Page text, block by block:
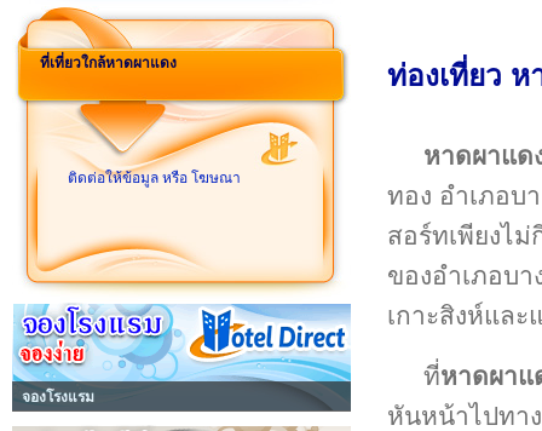
ที่เที่ยวใกล้หาดผาแดง
ติดต่อให้ข้อมูล หรือ โฆษณา
จองโรงแรม
ท่องเที่ยว
หาดผาแด
ทอง อำเภอบ
สอร์ทเพียงไ
ของอำเภอบ
เกาะสิงห์และ
ที่หาดผาแ
หันหน้าไปทา